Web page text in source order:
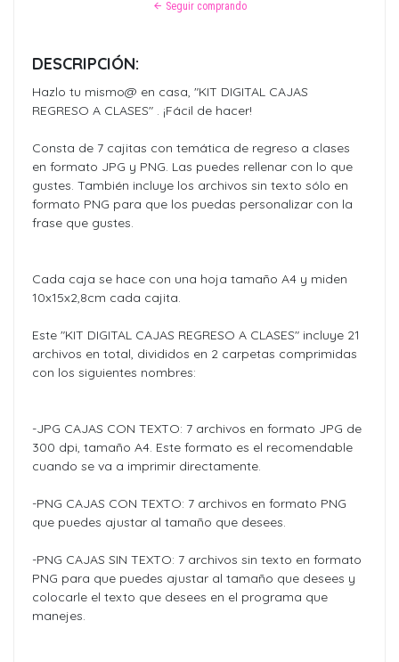
Seguir comprando
DESCRIPCIÓN:
Hazlo tu mismo@ en casa, "KIT DIGITAL CAJAS
REGRESO A CLASES" . ¡Fácil de hacer!
Consta de 7 cajitas con temática de regreso a clases
en formato JPG y PNG. Las puedes rellenar con lo que
gustes. También incluye los archivos sin texto sólo en
formato PNG para que los puedas personalizar con la
frase que gustes.
Cada caja se hace con una hoja tamaño A4 y miden
10x15x2,8cm cada cajita.
Este "KIT DIGITAL CAJAS REGRESO A CLASES" incluye 21
archivos en total, divididos en 2 carpetas comprimidas
con los siguientes nombres:
-JPG CAJAS CON TEXTO: 7 archivos en formato JPG de
300 dpi, tamaño A4. Este formato es el recomendable
cuando se va a imprimir directamente.
-PNG CAJAS CON TEXTO: 7 archivos en formato PNG
que puedes ajustar al tamaño que desees.
-PNG CAJAS SIN TEXTO: 7 archivos sin texto en formato
PNG para que puedes ajustar al tamaño que desees y
colocarle el texto que desees en el programa que
manejes.